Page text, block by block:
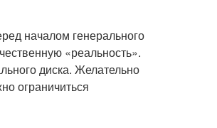
началом генерального
«реальность».
диска. Желательно
ограничиться